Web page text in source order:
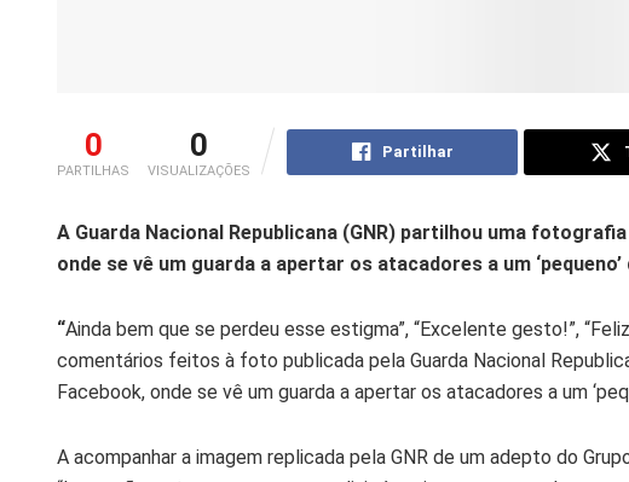
0
PARTILHAS
0
VISUALIZAÇÕES
Partilhar
A Guarda Nacional Republicana (GNR) partilhou uma
onde se vê um guarda a apertar os atacadores a um
“Ainda bem que se perdeu esse estigma”, “Excelente gesto!”,
comentários feitos à foto publicada pela Guarda Nacional
Facebook, onde se vê um guarda a apertar os atacadores a um
A acompanhar a imagem replicada pela GNR de um adepto do